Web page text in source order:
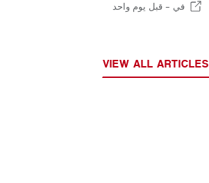
في - قبل يوم واحد
VIEW ALL ARTICLES